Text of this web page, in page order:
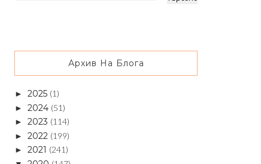
Архив На Блога
► 2025 (1)
► 2024 (51)
► 2023 (114)
► 2022 (199)
► 2021 (241)